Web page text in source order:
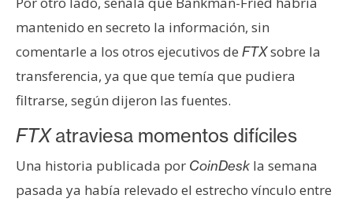
s
C
o
t
c
t
mantenido en secreto la información, sin
comentarle a los otros ejecutivos de FTXsobre la
transferencia, ya que que temía que pudiera
filtrarse, según dijeron las fuentes.
FTXatraviesa momentos difíciles
Una historia publicada por CoinDesk la semana
pasada ya había relevado el estrecho vínculo entre